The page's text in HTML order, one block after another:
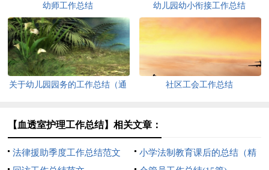
幼师工作总结 幼儿园幼小衔接工作总结
关于幼儿园园务的工作总结（通
社区工会工作总结
【血透室护理工作总结】相关文章：
法律援助季度工作总结范文
小学法制教育课后的总结（精